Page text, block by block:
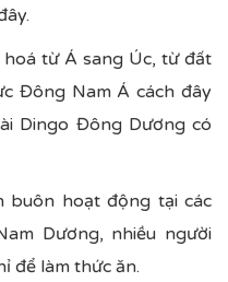
từ Á sang Úc, từ đất
Đông Nam Á cách đây
Dingo Đông Dương có
buôn hoạt động tại các
Dương, nhiều người
để làm thức ăn.